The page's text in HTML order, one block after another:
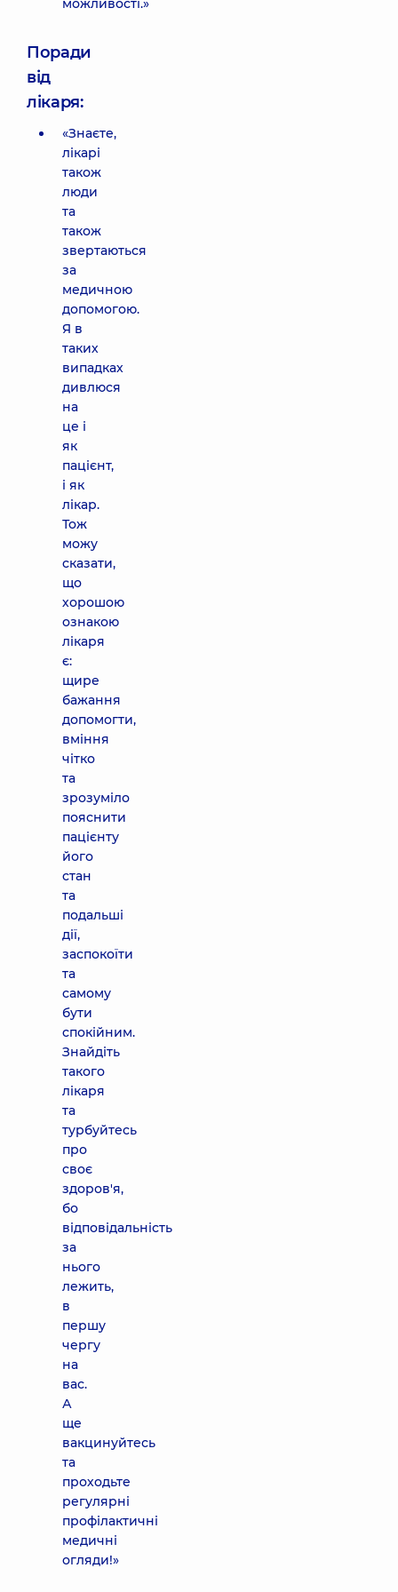
можливості.»
Поради
від
лікаря:
«Знаєте,
лікарі
також
люди
та
також
звертаються
за
медичною
допомогою.
Я в
таких
випадках
дивлюся
на
це і
як
пацієнт,
і як
лікар.
Тож
можу
сказати,
що
хорошою
ознакою
лікаря
є:
щире
бажання
допомогти,
вміння
чітко
та
зрозуміло
пояснити
пацієнту
його
стан
та
подальші
дії,
заспокоїти
та
самому
бути
спокійним.
Знайдіть
такого
лікаря
та
турбуйтесь
про
своє
здоров'я,
бо
відповідальність
за
нього
лежить,
в
першу
чергу
на
вас.
А
ще
вакцинуйтесь
та
проходьте
регулярні
профілактичні
медичні
огляди!»